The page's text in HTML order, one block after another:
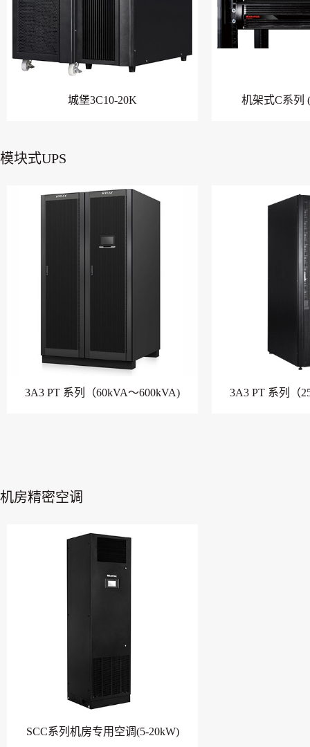
城堡3C10-20K 机架式C系列
模块式UPS
3A3 PT 系列（60kVA～600kVA) 3A3 PT 系列（
机房精密空调
SCC系列机房专用空调(5-20kW)